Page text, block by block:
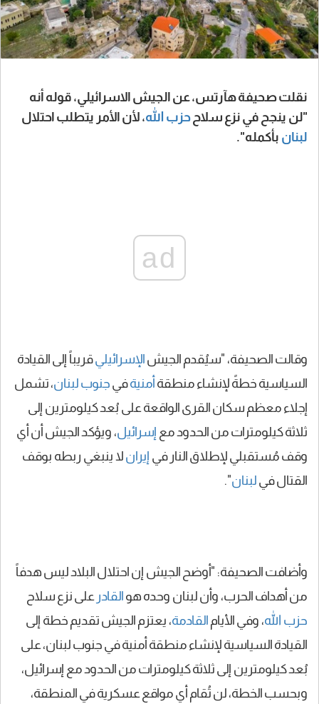
نقلت صحيفة هآرتس، عن الجيش الاسرائيلي، قوله أنه
"لن ينجح في نزع سلاح حزب الله، لأن الأمر يتطلب احتلال
لبنان بأكمله".
ad
وقالت الصحيفة، "سيُقدم الجيش الإسرائيليقريباً إلى القيادة
السياسية خطةً لإنشاء منطقة أمنيةفي جنوب لبنان، تشمل
إجلاء معظم سكان القرى الواقعة على بُعد كيلومترين إلى
ثلاثة كيلومترات من الحدود مع إسرائيل، ويؤكد الجيش أن أي
وقف مُستقبلي لإطلاق النار في إيران لا ينبغي ربطه بوقف
القتال في لبنان".
وأضافت الصحيفة: "أوضح الجيش إن احتلال البلاد ليس هدفاً
من أهداف الحرب، وأن لبنان وحده هو القادر على نزع سلاح
حزب الله، وفي الأيام القادمة، يعتزم الجيش تقديم خطة إلى
القيادة السياسية لإنشاء منطقة أمنية في جنوب لبنان، على
بُعد كيلومترين إلى ثلاثة كيلومترات من الحدود مع إسرائيل،
وبحسب الخطة، لن تُقام أي مواقع عسكرية في المنطقة،